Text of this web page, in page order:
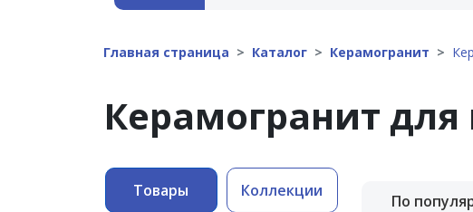
Главная страница Каталог Керамогранит
Керамогранит
Товары Коллекции
По